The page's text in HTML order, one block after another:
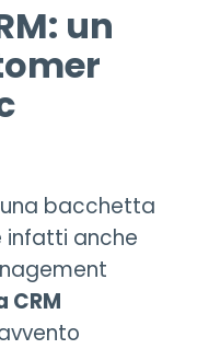
un
una bacchetta
anche